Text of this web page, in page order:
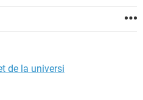
de la universi